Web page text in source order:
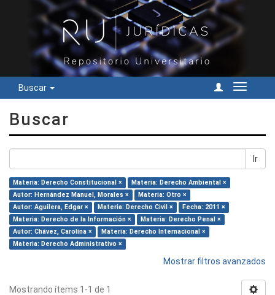
Buscar
Cambiar
Buscar
Ir
Materia: Derecho Constitucional ×
Materia: Derecho Ambiental ×
Autor: Hernández Manuel, Morales ×
Materia: Otro ×
Autor: Aguilera, Edgar ×
Materia: Derecho Civil ×
Fecha: 2011 ×
Materia: Derecho de la Información ×
Materia: Derecho Penal ×
Autor: Chávez, Carolina ×
Materia: Derecho Internacional ×
Materia: Derecho Administrativo ×
Mostrar filtros avanzados
Mostrando ítems 1-1 de 1